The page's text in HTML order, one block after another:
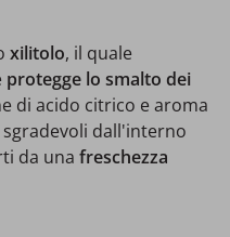
xilitolo, il quale
protegge lo smalto dei
di acido citrico e aroma
dall'interno
da una freschezza